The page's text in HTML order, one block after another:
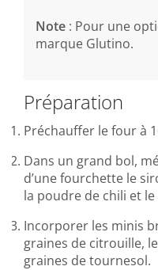
Note : Pour une
marque Glutino.
Préparation
Préchauffer le four à
Dans un grand bol,
d’une fourchette le
la poudre de chili et le
Incorporer les minis
graines de citrouille,
graines de tournesol.